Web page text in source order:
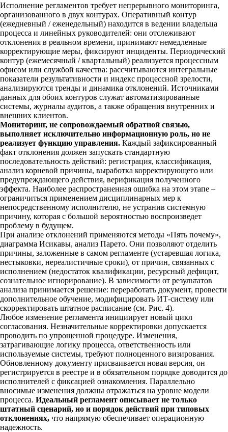
Исполнение регламентов требует непрерывного мониторинга,
организованного в двух контурах. Оперативный контур
(ежедневный / еженедельный) находится в ведении владельца
процесса и линейных руководителей: они отслеживают
отклонения в реальном времени, принимают немедленные
корректирующие меры, фиксируют инциденты. Периодический
контур (ежемесячный / квартальный) реализуется процессным
офисом или службой качества: рассчитываются интегральные
показатели результативности и индекс процессной зрелости,
анализируются тренды и динамика отклонений. Источниками
данных для обоих контуров служат автоматизированные
системы, журналы аудитов, а также обращения внутренних и
внешних клиентов.
Мониторинг, не сопровождаемый обратной связью,
выполняет исключительно информационную роль, но не
реализует функцию управления. Каждый зафиксированный
факт отклонения должен запускать стандартную
последовательность действий: регистрация, классификация,
анализ корневой причины, выработка корректирующего или
предупреждающего действия, верификация полученного
эффекта. Наиболее распространенная ошибка на этом этапе –
ограничиться применением дисциплинарных мер к
непосредственному исполнителю, не устранив системную
причину, которая с большой вероятностью воспроизведет
проблему в будущем.
При анализе отклонений применяются методы «Пять почему»,
диаграмма Исикавы, анализ Парето. Они позволяют отделить
причины, заложенные в самом регламенте (устаревшая логика,
нестыковки, нереалистичные сроки), от причин, связанных с
исполнением (недостаток квалификации, ресурсный дефицит,
сознательное игнорирование). В зависимости от результатов
анализа принимается решение: переработать документ, провести
дополнительное обучение, модифицировать ИТ-систему или
скорректировать штатное расписание (см. Рис. 4).
Любое изменение регламента инициирует новый цикл
согласования. Незначительные корректировки допускается
проводить по упрощенной процедуре. Изменения,
затрагивающие логику процесса, ответственность или
используемые системы, требуют полноценного визирования.
Обновленному документу присваивается новая версия, он
регистрируется в реестре и в обязательном порядке доводится до
исполнителей с фиксацией ознакомления. Параллельно
вносимые изменения должны отражаться на уровне модели
процесса. Идеальный регламент описывает не только
штатный сценарий, но и порядок действий при типовых
отклонениях, что напрямую обеспечивает операционную
надежность.